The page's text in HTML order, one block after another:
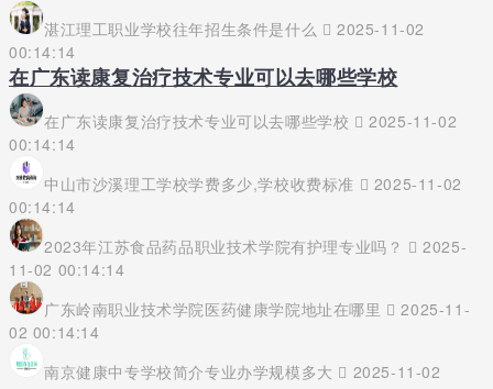
湛江理工职业学校往年招生条件是什么
2025-11-02
00:14:14
在广东读康复治疗技术专业可以去哪些学校
在广东读康复治疗技术专业可以去哪些学校
2025-11-02
00:14:14
中山市沙溪理工学校学费多少,学校收费标准
2025-11-02
00:14:14
2023年江苏食品药品职业技术学院有护理专业吗？
2025-
11-02 00:14:14
广东岭南职业技术学院医药健康学院地址在哪里
2025-11-
02 00:14:14
南京健康中专学校简介专业办学规模多大
2025-11-02